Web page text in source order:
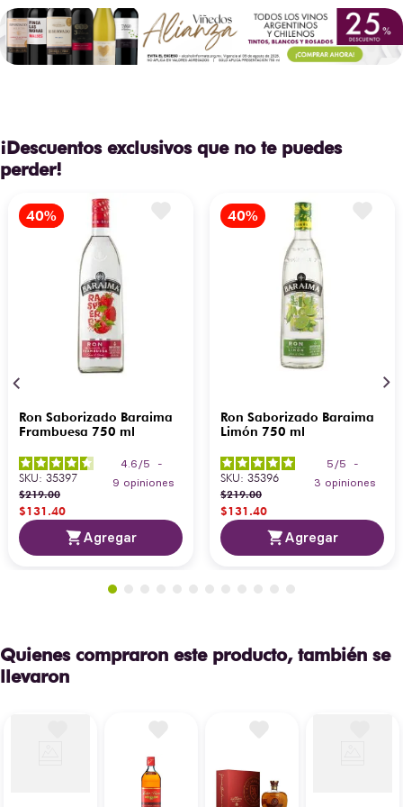
¡Descuentos exclusivos que no te puedes
perder!
Ron Saborizado Baraima
Frambuesa 750 ml
4.6 /5
-
9 opiniones
SKU: 35397
$219.00
$131.40
Agregar
Ron Saborizado Baraima
Limón 750 ml
5 /5
-
3 opiniones
SKU: 35396
$219.00
$131.40
Agregar
Quienes compraron este producto, también se
llevaron